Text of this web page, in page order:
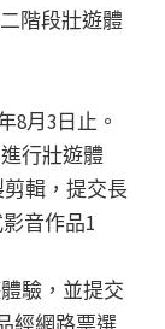
階段壯遊體
8月3日止。
行壯遊體
輯，提交長
音作品1
驗，並提交
經網路票選